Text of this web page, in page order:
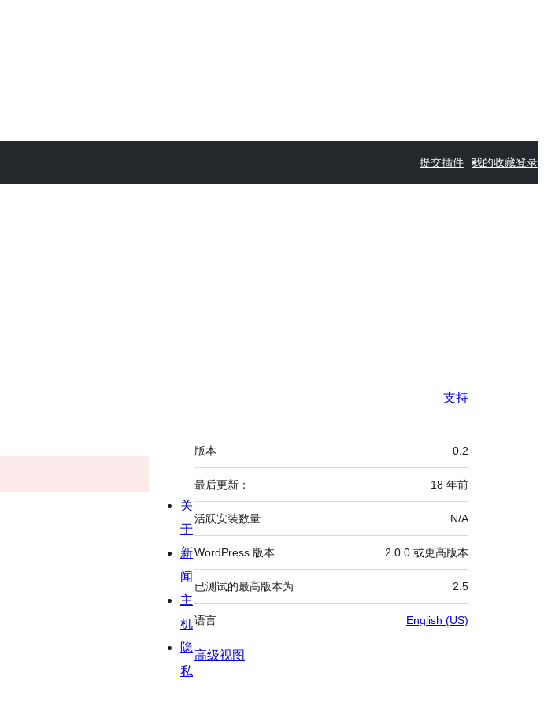
提交插件 我的收藏登录
支持
额
外
信
息
版本 0.2
最后更新： 18 年前
活跃安装数量 N/A
WordPress 版本 2.0.0 或更高版本
已测试的最高版本为 2.5
语言 English (US)
高级视图
关
于
新
闻
主
机
隐
私